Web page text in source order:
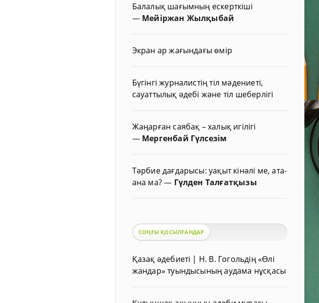
Балалық шағымның ескерткіші
— Мейіржан Жылқыбай
Экран ар жағындағы өмір
Бүгінгі журналистің тіл мәдениеті,
сауаттылық әдебі және тіл шеберлігі
Жаңарған саябақ – халық игілігі
— Мергенбай Гүлсезім
Тәрбие дағдарысы: уақыт кінәлі ме, ата-
ана ма?— Гүлден Талғатқызы
СОҢҒЫ ҚОСЫЛҒАНДАР
Қазақ әдебиеті | Н. В. Гогольдің «Өлі
жандар» туындысының аудама нұсқасы